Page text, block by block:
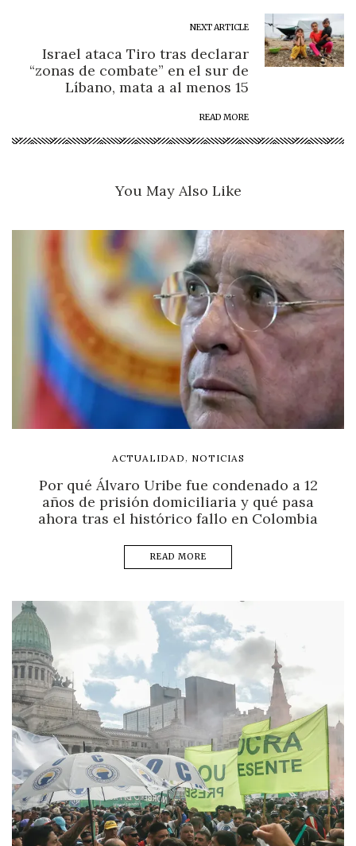
NEXT ARTICLE
Israel ataca Tiro tras declarar
“zonas de combate” en el sur de
Líbano, mata a al menos 15
READ MORE
You May Also Like
ACTUALIDAD , NOTICIAS
Por qué Álvaro Uribe fue condenado a 12
años de prisión domiciliaria y qué pasa
ahora tras el histórico fallo en Colombia
READ MORE